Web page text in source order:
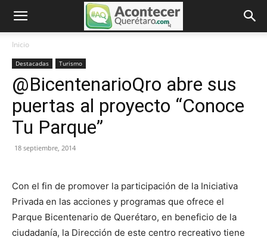
Inicio
Destacadas Turismo
@BicentenarioQro abre sus
puertas al proyecto “Conoce
Tu Parque”
18 septiembre, 2014
Con el fin de promover la participación de la Iniciativa
Privada en las acciones y programas que ofrece el
Parque Bicentenario de Querétaro, en beneficio de la
ciudadanía, la Dirección de este centro recreativo tiene